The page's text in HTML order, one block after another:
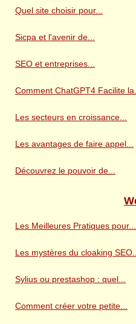
Quel site choisir pour...
Sicpa et l'avenir de...
SEO et entreprises...
Comment ChatGPT4 Facilite la...
Les secteurs en croissance...
Les avantages de faire appel...
Découvrez le pouvoir de...
Les Meilleures Pratiques pour...
Les mystères du cloaking SEO...
Sylius ou prestashop : quel...
Comment créer votre petite...